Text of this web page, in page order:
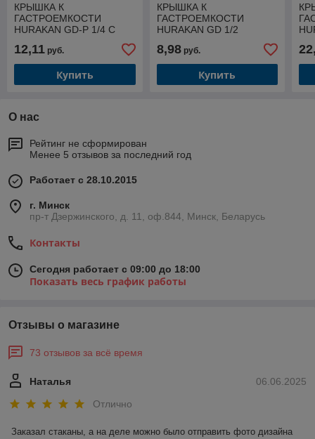
КРЫШКА К
ГАСТРОЕМКОСТИ
HURAKAN GD-P 1/4 С
ЛОЖКИ
12,11 руб.
Купить
КРЫШКА К
ГАСТРОЕМКОСТИ
HURAKAN GD 1/2
8,98руб.
Купить
О нас
Рейтинг не сформирован
Менее 5 отзывов за последний год
Работает с 28.10.2015
г. Минск
пр-т Дзержинского, д. 11, оф.844, Минск, Беларусь
Контакты
Сегодня работает с 09:00 до 18:00
Показать весь график работы
Отзывы о магазине
73 отзывов за всё время
06.06.2025
Наталья
Отлично
Заказал стаканы, а на деле можно было отправить фото дизайна